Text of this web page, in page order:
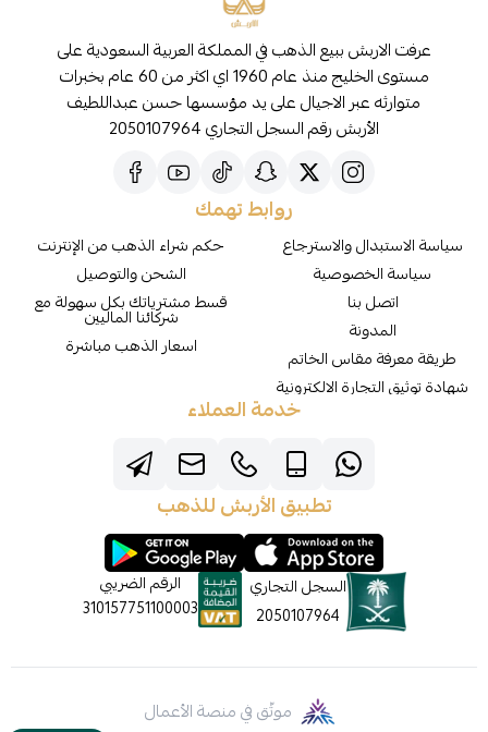
عرفت الاربش ببيع الذهب في المملكة العربية السعودية على
مستوى الخليج منذ عام 1960 اي اكثر من 60 عام بخبرات
متوارثه عبر الاجيال على يد مؤسسها حسن عبداللطيف
الأربش رقم السجل التجاري 2050107964
روابط تهمك
سياسة الاستبدال والاسترجاع
سياسة الخصوصية
اتصل بنا
المدونة
طريقة معرفة مقاس الخاتم
شهادة توثيق التجارة الالكترونية
حكم شراء الذهب من الإنترنت
الشحن والتوصيل
قسط مشترياتك بكل سهولة مع
شركائنا الماليين
اسعار الذهب مباشرة
خدمة العملاء
تطبيق الأربش للذهب
السجل التجاري
2050107964
الرقم الضريبي
310157751100003
موثّق في منصة الأعمال